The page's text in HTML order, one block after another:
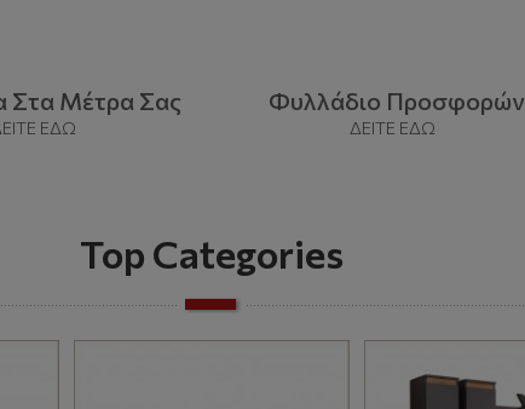
Μέτρα Σας
ΕΔΩ
Φυλλάδιο Προσφορών
ΔΕΙΤΕ ΕΔΩ
Top Categories